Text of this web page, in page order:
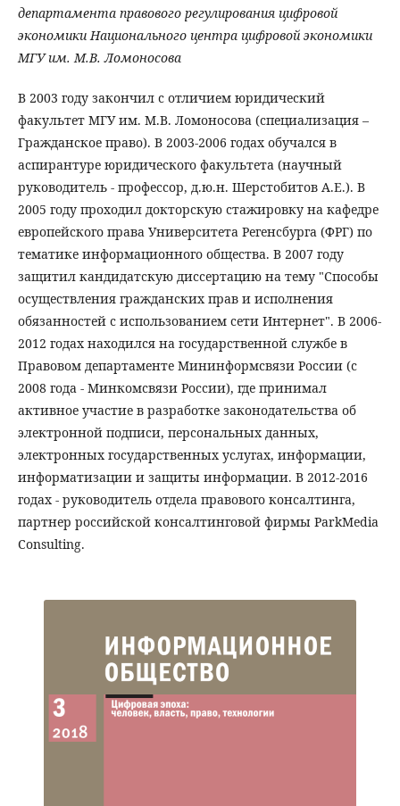
департамента правового регулирования цифровой
экономики Национального центра цифровой экономики
МГУ им. М.В. Ломоносова
В 2003 году закончил с отличием юридический
факультет МГУ им. М.В. Ломоносова (специализация –
Гражданское право). В 2003-2006 годах обучался в
аспирантуре юридического факультета (научный
руководитель - профессор, д.ю.н. Шерстобитов А.Е.). В
2005 году проходил докторскую стажировку на кафедре
европейского права Университета Регенсбурга (ФРГ) по
тематике информационного общества. В 2007 году
защитил кандидатскую диссертацию на тему "Способы
осуществления гражданских прав и исполнения
обязанностей с использованием сети Интернет". В 2006-
2012 годах находился на государственной службе в
Правовом департаменте Мининформсвязи России (с
2008 года - Минкомсвязи России), где принимал
активное участие в разработке законодательства об
электронной подписи, персональных данных,
электронных государственных услугах, информации,
информатизации и защиты информации. В 2012-2016
годах - руководитель отдела правового консалтинга,
партнер российской консалтинговой фирмы ParkMedia
Consulting.